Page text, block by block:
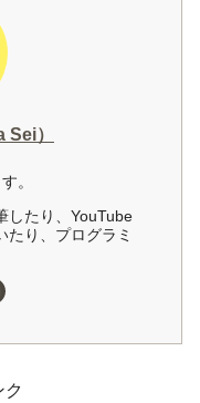
）
。
したり、YouTube
たり、プログラミ